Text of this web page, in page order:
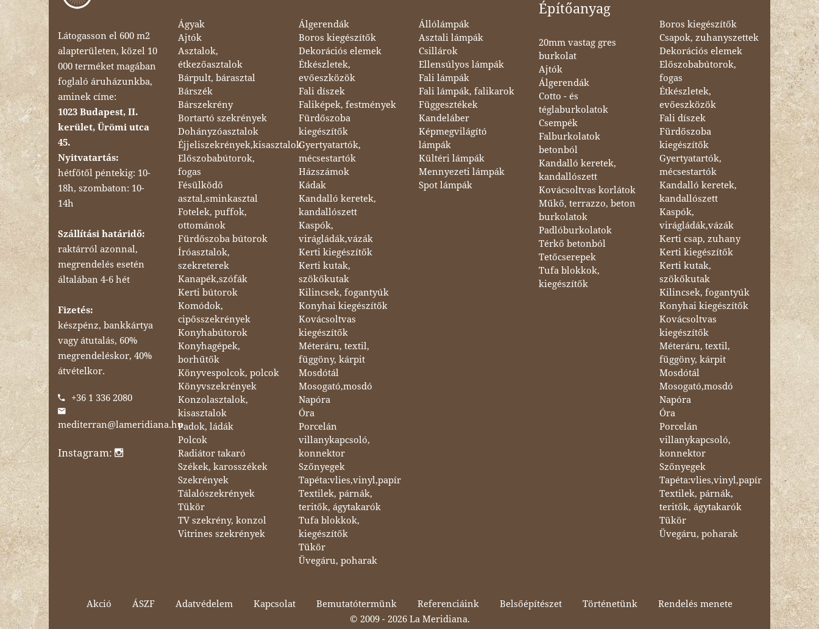
Látogasson el 600 m2
alapterületen, közel 10
000 terméket magában
foglaló áruházunkba,
aminek címe:
1023 Budapest, II.
kerület, Ürömi utca
45.
Nyitvatartás:
hétfőtől péntekig: 10-
18h, szombaton: 10-
14h
Szállítási határidő:
raktárról azonnal,
megrendelés esetén
általában 4-6 hét
Fizetés:
készpénz, bankkártya
vagy átutalás, 60%
megrendeléskor, 40%
átvételkor.
+36 1 336 2080
mediterran@lameridiana.hu
Instagram:
Ágyak
Ajtók
Asztalok,
étkezőasztalok
Bárpult, bárasztal
Bárszék
Bárszekrény
Bortartó szekrények
Dohányzóasztalok
Éjjeliszekrények,kisasztalok
Előszobabútorok,
fogas
Fésülködő
asztal,sminkasztal
Fotelek, puffok,
ottománok
Fürdőszoba bútorok
Íróasztalok,
szekreterek
Kanapék,szófák
Kerti bútorok
Komódok,
cipősszekrények
Konyhabútorok
Konyhagépek,
borhűtők
Könyvespolcok, polcok
Könyvszekrények
Konzolasztalok,
kisasztalok
Padok, ládák
Polcok
Radiátor takaró
Székek, karosszékek
Szekrények
Tálalószekrények
Tükör
TV szekrény, konzol
Vitrines szekrények
Álgerendák
Boros kiegészítők
Dekorációs elemek
Étkészletek,
evőeszközök
Fali díszek
Faliképek, festmények
Fürdőszoba
kiegészítők
Gyertyatartók,
mécsestartók
Házszámok
Kádak
Kandalló keretek,
kandallószett
Kaspók,
virágládák,vázák
Kerti kiegészítők
Kerti kutak,
szökőkutak
Kilincsek, fogantyúk
Konyhai kiegészítők
Kovácsoltvas
kiegészítők
Méteráru, textil,
függöny, kárpit
Mosdótál
Mosogató,mosdó
Napóra
Óra
Porcelán
villanykapcsoló,
konnektor
Szőnyegek
Tapéta:vlies,vinyl,papír
Textilek, párnák,
teritők, ágytakarók
Tufa blokkok,
kiegészítők
Tükör
Üvegáru, poharak
Állólámpák
Asztali lámpák
Csillárok
Ellensúlyos lámpák
Fali lámpák
Fali lámpák, falikarok
Függesztékek
Kandeláber
Képmegvilágító
lámpák
Kültéri lámpák
Mennyezeti lámpák
Spot lámpák
Építőanyag
20mm vastag gres
burkolat
Ajtók
Álgerendák
Cotto - és
téglaburkolatok
Csempék
Falburkolatok
betonból
Kandalló keretek,
kandallószett
Kovácsoltvas korlátok
Műkő, terrazzo, beton
burkolatok
Padlóburkolatok
Térkő betonból
Tetőcserepek
Tufa blokkok,
kiegészítők
Boros kiegészítők
Csapok, zuhanyszettek
Dekorációs elemek
Előszobabútorok,
fogas
Étkészletek,
evőeszközök
Fali díszek
Fürdőszoba
kiegészítők
Gyertyatartók,
mécsestartók
Kandalló keretek,
kandallószett
Kaspók,
virágládák,vázák
Kerti csap, zuhany
Kerti kiegészítők
Kerti kutak,
szökőkutak
Kilincsek, fogantyúk
Konyhai kiegészítők
Kovácsoltvas
kiegészítők
Méteráru, textil,
függöny, kárpit
Mosdótál
Mosogató,mosdó
Napóra
Óra
Porcelán
villanykapcsoló,
konnektor
Szőnyegek
Tapéta:vlies,vinyl,papír
Textilek, párnák,
teritők, ágytakarók
Tükör
Üvegáru, poharak
Akció ÁSZF Adatvédelem Kapcsolat Bemutatótermünk Referenciáink Belsőépítészet Történetünk
Rendelés menete
© 2009 - 2026 La Meridiana.